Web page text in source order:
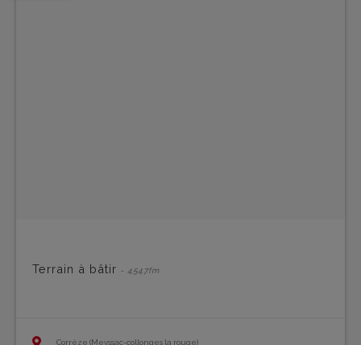
Terrain à bâtir - 4547fm
Corrèze (Meyssac-collonges la rouge)